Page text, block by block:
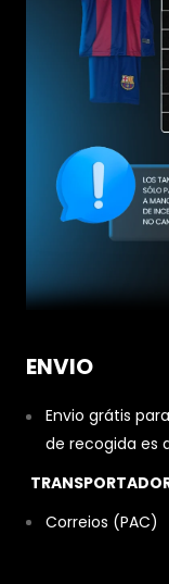
ENVIO
Envio grátis
de recogida es
Correios (PAC)